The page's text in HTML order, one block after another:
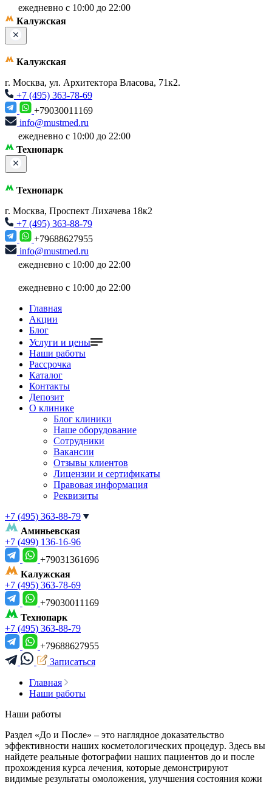
ежедневно с 10:00 до 22:00
Калужская
Калужская
г. Москва, ул. Архитектора Власова, 71к2.
+7 (495) 363-78-69
+79030011169
info@mustmed.ru
ежедневно с 10:00 до 22:00
Технопарк
Технопарк
г. Москва, Проспект Лихачева 18к2
+7 (495) 363-88-79
+79688627955
info@mustmed.ru
ежедневно с 10:00 до 22:00
ежедневно с 10:00 до 22:00
Главная
Акции
Блог
Услуги и цены
Наши работы
Рассрочка
Каталог
Контакты
Депозит
О клинике
Блог клиники
Наше оборудование
Сотрудники
Вакансии
Отзывы клиентов
Лицензии и сертификаты
Правовая информация
Реквизиты
+7 (495) 363-88-79
Аминьевская
+7 (499) 136-16-96
+79031361696
Калужская
+7 (495) 363-78-69
+79030011169
Технопарк
+7 (495) 363-88-79
+79688627955
Записаться
Главная
Наши работы
Наши работы
Раздел «До и После» – это наглядное доказательство
эффективности наших косметологических процедур. Здесь вы
найдете реальные фотографии наших пациентов до и после
прохождения курса лечения, которые демонстрируют
видимые результаты омоложения, улучшения состояния кожи